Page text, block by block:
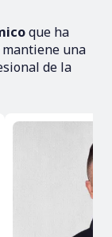
que ha
una
de la